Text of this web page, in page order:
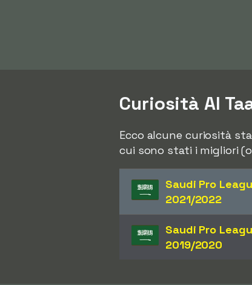
Curiosità Al
Ecco alcune curiosità
cui sono stati i migliori
Saudi Pro
2021/2022
Saudi Pro
2019/2020